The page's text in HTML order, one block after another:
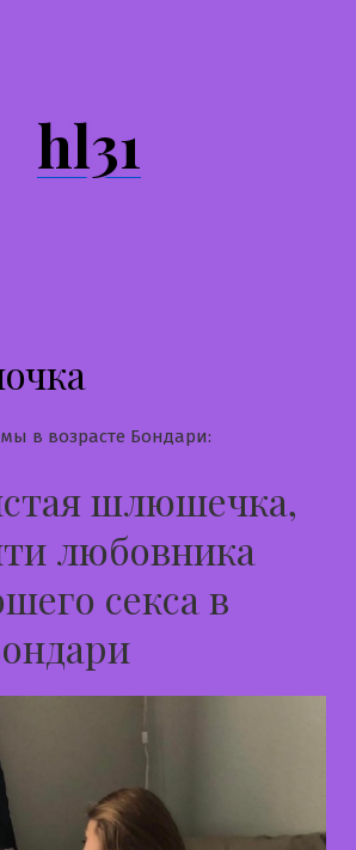
hl31
в возрасте Бондари:
шлюшечка,
любовника
секса в